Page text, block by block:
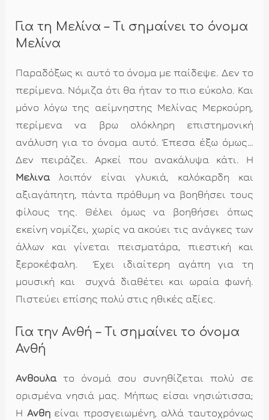
Για τη Μελίνα – Τι σημαίνει το όνομα
Μελίνα
Παραδόξως κι αυτό το όνομα με παίδεψε. Δεν το
περίμενα. Νόμιζα ότι θα ήταν το πιο εύκολο. Και
μόνο λόγω της αείμνηστης Μελίνας Μερκούρη,
περίμενα να βρω ολόκληρη επιστημονική
ανάλυση για το όνομα αυτό. Έπεσα έξω όμως…
Δεν πειράζει. Αρκεί που ανακάλυψα κάτι. Η
Μελίναλοιπόν είναι γλυκιά, καλόκαρδη και
αξιαγάπητη, πάντα πρόθυμη να βοηθήσει τους
φίλους της. Θέλει όμως να βοηθήσει όπως
εκείνη νομίζει, χωρίς να ακούει τις ανάγκες των
άλλων και γίνεται πεισματάρα, πιεστική και
ξεροκέφαλη. Έχει ιδιαίτερη αγάπη για τη
μουσική και συχνά διαθέτει και ωραία φωνή.
Πιστεύει επίσης πολύ στις ηθικές αξίες.
Για την Ανθή – Τι σημαίνει το όνομα
Ανθή
Ανθούλατο όνομά σου συνηθίζεται πολύ σε
ορισμένα νησιά μας. Μήπως είσαι νησιώτισσα;
Η Ανθήείναι προσγειωμένη, αλλά ταυτοχρόνως